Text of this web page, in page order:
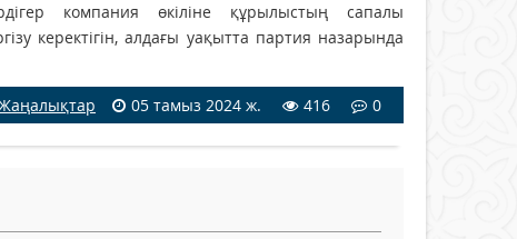
компания өкіліне құрылыстың сапалы
керектігін, алдағы уақытта партия назарында
05 тамыз 2024 ж. 416 0